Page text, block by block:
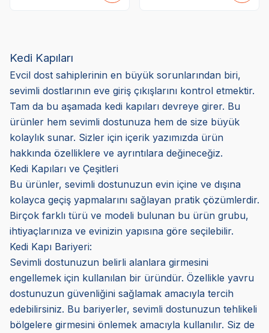
Kedi Kapıları
Evcil dost sahiplerinin en büyük sorunlarından biri,
sevimli dostlarının eve giriş çıkışlarını kontrol etmektir.
Tam da bu aşamada kedi kapıları devreye girer. Bu
ürünler hem sevimli dostunuza hem de size büyük
kolaylık sunar. Sizler için içerik yazımızda ürün
hakkında özelliklere ve ayrıntılara değineceğiz.
Kedi Kapıları ve Çeşitleri
Bu ürünler, sevimli dostunuzun evin içine ve dışına
kolayca geçiş yapmalarını sağlayan pratik çözümlerdir.
Birçok farklı türü ve modeli bulunan bu ürün grubu,
ihtiyaçlarınıza ve evinizin yapısına göre seçilebilir.
Kedi Kapı Bariyeri:
Sevimli dostunuzun belirli alanlara girmesini
engellemek için kullanılan bir üründür. Özellikle yavru
dostunuzun güvenliğini sağlamak amacıyla tercih
edebilirsiniz. Bu bariyerler, sevimli dostunuzun tehlikeli
bölgelere girmesini önlemek amacıyla kullanılır. Siz de